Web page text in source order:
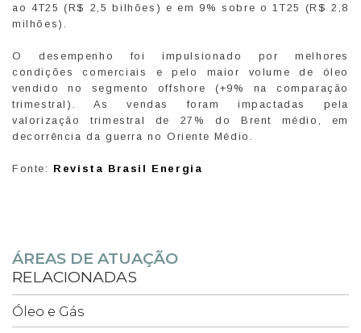
ao 4T25 (R$ 2,5 bilhões) e em 9% sobre o 1T25 (R$ 2,8
milhões).
O desempenho foi impulsionado por melhores
condições comerciais e pelo maior volume de óleo
vendido no segmento offshore (+9% na comparação
trimestral). As vendas foram impactadas pela
valorização trimestral de 27% do Brent médio, em
decorrência da guerra no Oriente Médio.
Fonte: Revista Brasil Energia
ÁREAS DE ATUAÇÃO
RELACIONADAS
Óleo e Gás